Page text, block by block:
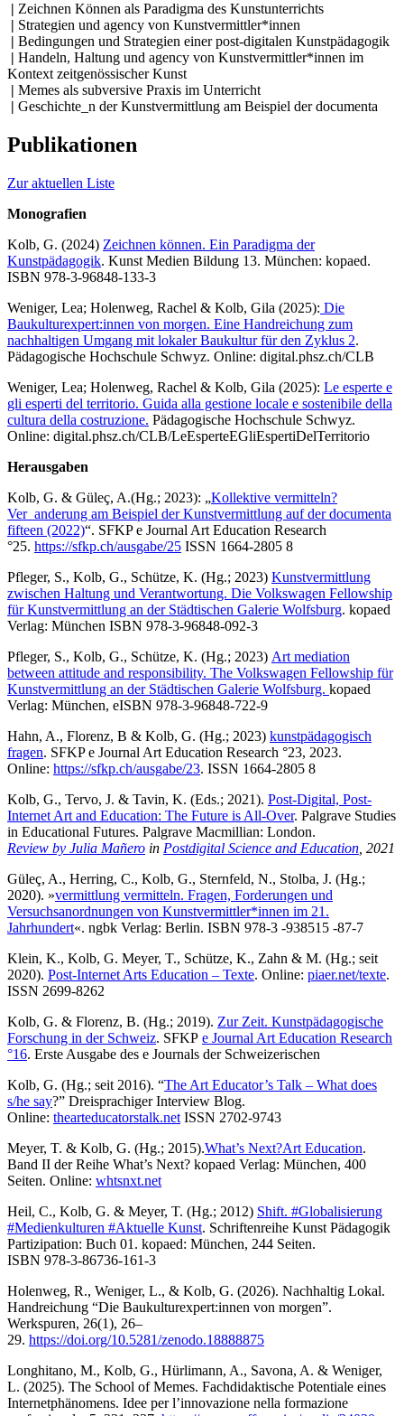
| Zeichnen Können als Paradigma des Kunstunterrichts
| Strategien und agency von Kunstvermittler*innen
| Bedingungen und Strategien einer post-digitalen Kunstpädagogik
| Handeln, Haltung und agency von Kunstvermittler*innen im
Kontext zeitgenössischer Kunst
| Memes als subversive Praxis im Unterricht
| Geschichte_n der Kunstvermittlung am Beispiel der documenta
Publikationen
Zur aktuellen Liste
Monografien
Kolb, G. (2024) Zeichnen können. Ein Paradigma der
Kunstpädagogik. Kunst Medien Bildung 13. München: kopaed.
ISBN 978-3-96848-133-3
Weniger, Lea; Holenweg, Rachel & Kolb, Gila (2025): Die
Baukulturexpert:innen von morgen. Eine Handreichung zum
nachhaltigen Umgang mit lokaler Baukultur für den Zyklus 2.
Pädagogische Hochschule Schwyz. Online: digital.phsz.ch/CLB
Weniger, Lea; Holenweg, Rachel & Kolb, Gila (2025): Le esperte e
gli esperti del territorio. Guida alla gestione locale e sostenibile della
cultura della costruzione. Pädagogische Hochschule Schwyz.
Online: digital.phsz.ch/CLB/LeEsperteEGliEspertiDelTerritorio
Herausgaben
Kolb, G. & Güleç, A.(Hg.; 2023): „Kollektive vermitteln?
Ver_anderung am Beispiel der Kunstvermittlung auf der documenta
fifteen (2022)“. SFKP e Journal Art Education Research
°25. https://sfkp.ch/ausgabe/25 ISSN 1664-2805 8
Pfleger, S., Kolb, G., Schütze, K. (Hg.; 2023) Kunstvermittlung
zwischen Haltung und Verantwortung. Die Volkswagen Fellowship
für Kunstvermittlung an der Städtischen Galerie Wolfsburg. kopaed
Verlag: München ISBN 978-3-96848-092-3
Pfleger, S., Kolb, G., Schütze, K. (Hg.; 2023) Art mediation
between attitude and responsibility. The Volkswagen Fellowship für
Kunstvermittlung an der Städtischen Galerie Wolfsburg. kopaed
Verlag: München, eISBN 978-3-96848-722-9
Hahn, A., Florenz, B & Kolb, G. (Hg.; 2023) kunstpädagogisch
fragen. SFKP e Journal Art Education Research °23, 2023.
Online: https://sfkp.ch/ausgabe/23. ISSN 1664-2805 8
Kolb, G., Tervo, J. & Tavin, K. (Eds.; 2021). Post-Digital, Post-
Internet Art and Education: The Future is All-Over. Palgrave Studies
in Educational Futures. Palgrave Macmillian: London.
Review by Julia Mañero in Postdigital Science and Education , 2021
Güleç, A., Herring, C., Kolb, G., Sternfeld, N., Stolba, J. (Hg.;
2020). »vermittlung vermitteln. Fragen, Forderungen und
Versuchsanordnungen von Kunstvermittler*innen im 21.
Jahrhundert«. ngbk Verlag: Berlin. ISBN 978-3 -938515 -87-7
Klein, K., Kolb, G. Meyer, T., Schütze, K., Zahn & M. (Hg.; seit
2020). Post-Internet Arts Education – Texte. Online: piaer.net/texte.
ISSN 2699-8262
Kolb, G. & Florenz, B. (Hg.; 2019). Zur Zeit. Kunstpädagogische
Forschung in der Schweiz. SFKP e Journal Art Education Research
°16. Erste Ausgabe des e Journals der Schweizerischen
Kolb, G. (Hg.; seit 2016). “The Art Educator’s Talk – What does
s/he say?” Dreisprachiger Interview Blog.
Online: thearteducatorstalk.net ISSN 2702-9743
Meyer, T. & Kolb, G. (Hg.; 2015).What’s Next?Art Education.
Band II der Reihe What’s Next? kopaed Verlag: München, 400
Seiten. Online: whtsnxt.net
Heil, C., Kolb, G. & Meyer, T. (Hg.; 2012) Shift. #Globalisierung
#Medienkulturen #Aktuelle Kunst. Schriftenreihe Kunst Pädagogik
Partizipation: Buch 01. kopaed: München, 244 Seiten.
ISBN 978-3-86736-161-3
Holenweg, R., Weniger, L., & Kolb, G. (2026). Nachhaltig Lokal.
Handreichung “Die Baukulturexpert:innen von morgen”.
Werkspuren, 26(1), 26–
29. https://doi.org/10.5281/zenodo.18888875
Longhitano, M., Kolb, G., Hürlimann, A., Savona, A. & Weniger,
L. (2025). The School of Memes. Fachdidaktische Potentiale eines
Internetphänomens. Idee per l’innovazione nella formazione